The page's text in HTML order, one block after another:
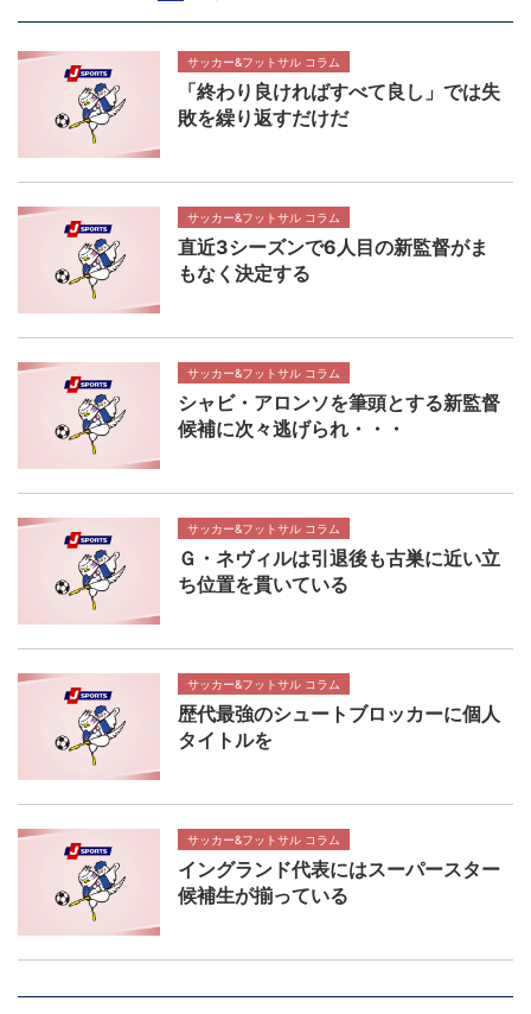
サッカー&フットサル コラム
「終わり良ければすべて良し」では失
敗を繰り返すだけだ
サッカー&フットサル コラム
直近3シーズンで6人目の新監督がま
もなく決定する
サッカー&フットサル コラム
シャビ・アロンソを筆頭とする新監督
候補に次々逃げられ・・・
サッカー&フットサル コラム
Ｇ・ネヴィルは引退後も古巣に近い立
ち位置を貫いている
サッカー&フットサル コラム
歴代最強のシュートブロッカーに個人
タイトルを
サッカー&フットサル コラム
イングランド代表にはスーパースター
候補生が揃っている